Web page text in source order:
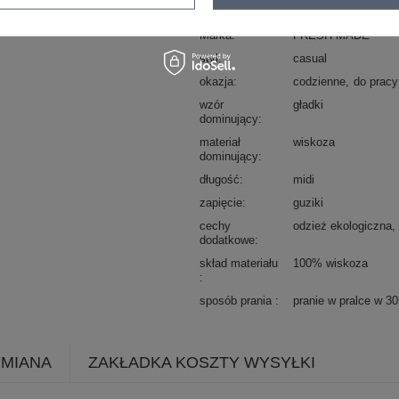
Kod produktu
D73761M50222A
Marka
FRESH MADE
styl
casual
okazja
codzienne do pracy
wzór
dominujący
gładki
materiał
dominujący
wiskoza
długość
midi
zapięcie
guziki
cechy
dodatkowe
odzież ekologiczna
skład materiału 100% wiskoza
sposób prania pranie w pralce w
ZAKŁADKA KOSZTY WYSYŁKI